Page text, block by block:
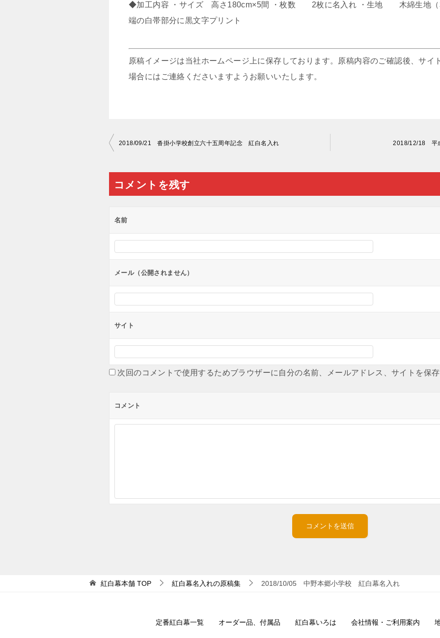
◆加工内容 ・サイズ 高さ180cm×5間 ・枚数 2枚に名入れ ・生地 木綿生地
端の白帯部分に黒文字プリント
原稿イメージは当社ホームページ上に保存しております。原稿内容のご確認後、サイ
場合にはご連絡くださいますようお願いいたします。
投
ナ
ビ
ー
ョ
ン
2018/09/21 沓掛小学校創立六十五周年記念 紅白名入れ 2018/12/18 平
コメントを残す
名前
メール（公開されません）
サイト
次回のコメントで使用するためブラウザーに自分の名前、メールアドレス、サイトを保
コメント
紅白幕本舗 TOP 紅白幕名入れの原稿集 2018/10/05 中野本郷小学校 紅白幕名入れ
定番紅白幕一覧 オーダー品、付属品 紅白幕いろは 会社情報・ご利用案内